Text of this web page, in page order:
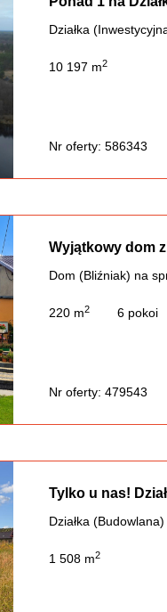
Działka
10 197 m2
Nr oferty: 586343
Wyjątkowy dom
Dom (Bliźniak) na
220 m2 6 pokoi
Nr oferty: 479543
Tylko u nas!
Działka
1 508 m2